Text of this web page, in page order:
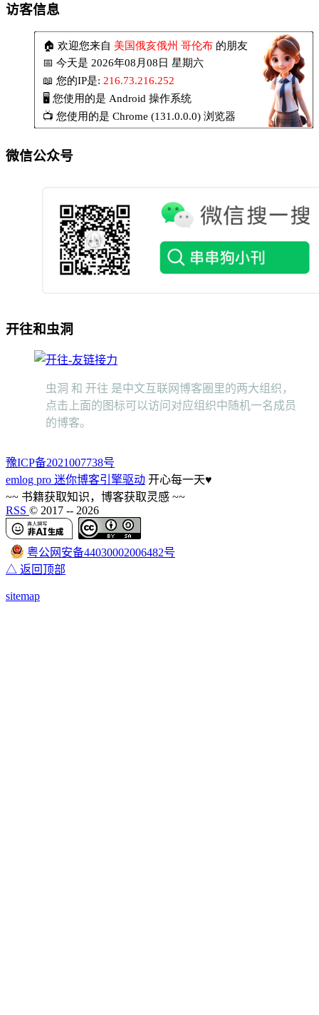
访客信息
微信公众号
开往和虫洞
虫洞 和 开往 是中文互联网博客圈里的两大组织，
点击上面的图标可以访问对应组织中随机一名成员
的博客。
豫ICP备2021007738号
emlog pro 迷你博客引擎驱动 开心每一天♥
~~ 书籍获取知识，博客获取灵感 ~~
RSS © 2017 -- 2026
粤公网安备44030002006482号
△ 返回顶部
sitemap